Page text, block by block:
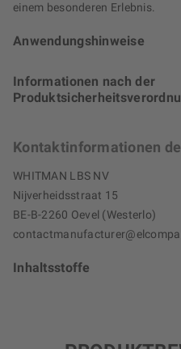
einem besonderen Erlebnis.
Anwendungshinweise
Informationen nach der
Kontaktinformationen
WHITMAN LBS NV
Nijverheidsstraat 15
BE-B-2260 Oevel (Westerlo)
Inhaltsstoffe